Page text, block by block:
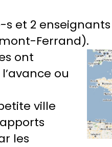
s et 2
Ferrand).
ont
ou
ville
les